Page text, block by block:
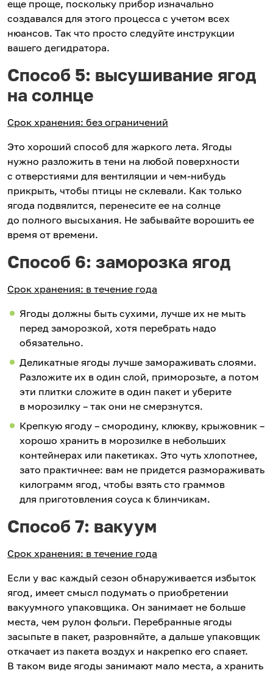
еще проще, поскольку прибор изначально
создавался для этого процесса с учетом всех
нюансов. Так что просто следуйте инструкции
вашего дегидратора.
Способ 5: высушивание ягод
на солнце
Срок хранения: без ограничений
Это хороший способ для жаркого лета. Ягоды
нужно разложить в тени на любой поверхности
с отверстиями для вентиляции и чем-нибудь
прикрыть, чтобы птицы не склевали. Как только
ягода подвялится, перенесите ее на солнце
до полного высыхания. Не забывайте ворошить ее
время от времени.
Способ 6: заморозка ягод
Срок хранения: в течение года
Ягоды должны быть сухими, лучше их не мыть
перед заморозкой, хотя перебрать надо
обязательно.
Деликатные ягоды лучше замораживать слоями.
Разложите их в один слой, приморозьте, а потом
эти плитки сложите в один пакет и уберите
в морозилку – так они не смерзнутся.
Крепкую ягоду – смородину, клюкву, крыжовник –
хорошо хранить в морозилке в небольших
контейнерах или пакетиках. Это чуть хлопотнее,
зато практичнее: вам не придется размораживать
килограмм ягод, чтобы взять сто граммов
для приготовления cоуса к блинчикам.
Способ 7: вакуум
Срок хранения: в течение года
Если у вас каждый сезон обнаруживается избыток
ягод, имеет смысл подумать о приобретении
вакуумного упаковщика. Он занимает не больше
места, чем рулон фольги. Перебранные ягоды
засыпьте в пакет, разровняйте, а дальше упаковщик
откачает из пакета воздух и накрепко его спаяет.
В таком виде ягоды занимают мало места, а хранить